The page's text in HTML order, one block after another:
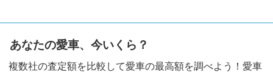
あなたの愛車、今いくら？
複数社の査定額を比較して愛車の最高額を調べよう！愛車